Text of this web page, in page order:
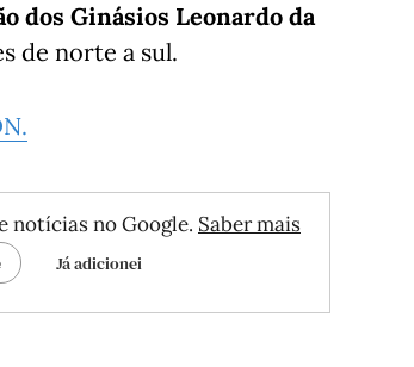
dos Ginásios Leonardo da
de norte a sul.
notícias no Google. Saber mais
Já adicionei